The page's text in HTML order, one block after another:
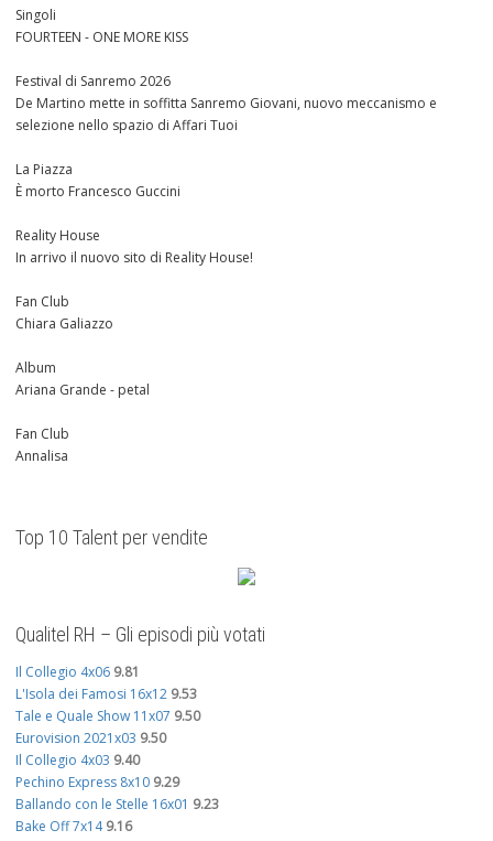
Singoli
FOURTEEN - ONE MORE KISS
Festival di Sanremo 2026
De Martino mette in soffitta Sanremo Giovani, nuovo meccanismo e
selezione nello spazio di Affari Tuoi
La Piazza
È morto Francesco Guccini
Reality House
In arrivo il nuovo sito di Reality House!
Fan Club
Chiara Galiazzo
Album
Ariana Grande - petal
Fan Club
Annalisa
Top 10 Talent per vendite
Qualitel RH – Gli episodi più votati
Il Collegio 4x06 9.81
L'Isola dei Famosi 16x12 9.53
Tale e Quale Show 11x07 9.50
Eurovision 2021x03 9.50
Il Collegio 4x03 9.40
Pechino Express 8x10 9.29
Ballando con le Stelle 16x01 9.23
Bake Off 7x14 9.16